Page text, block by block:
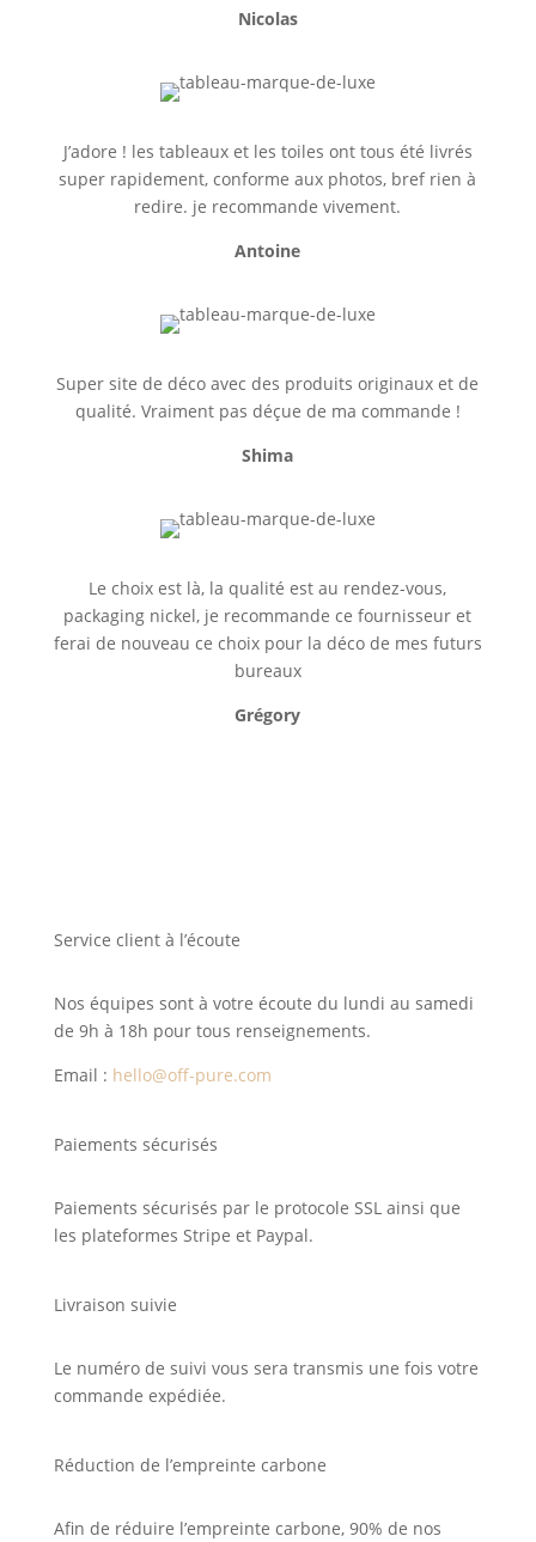
Nicolas
J’adore ! les tableaux et les toiles ont tous été livrés
super rapidement, conforme aux photos, bref rien à
redire. je recommande vivement.
Antoine
Super site de déco avec des produits originaux et de
qualité. Vraiment pas déçue de ma commande !
Shima
Le choix est là, la qualité est au rendez-vous,
packaging nickel, je recommande ce fournisseur et
ferai de nouveau ce choix pour la déco de mes futurs
bureaux
Grégory
Service client à l’écoute
Nos équipes sont à votre écoute du lundi au samedi
de 9h à 18h pour tous renseignements.
Email : hello@off-pure.com
Paiements sécurisés
Paiements sécurisés par le protocole SSL ainsi que
les plateformes Stripe et Paypal.
Livraison suivie
Le numéro de suivi vous sera transmis une fois votre
commande expédiée.
Réduction de l’empreinte carbone
Afin de réduire l’empreinte carbone, 90% de nos